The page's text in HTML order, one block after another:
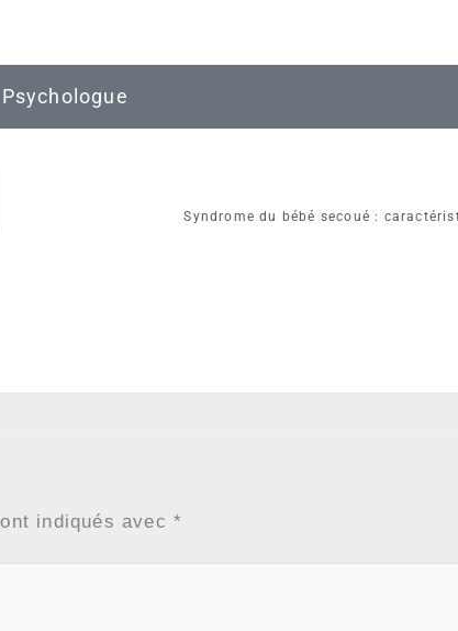
Syndrome du bébé secoué :
indiqués avec*